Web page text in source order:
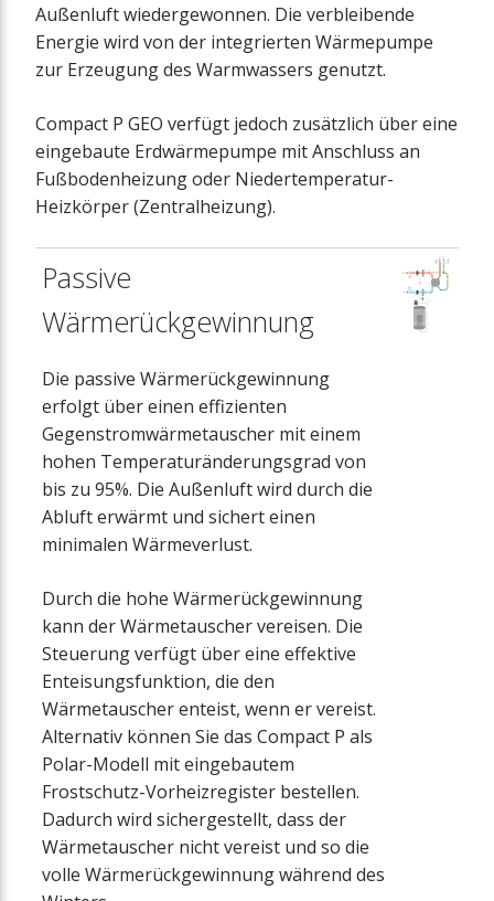
Außenluft wiedergewonnen. Die verbleibende
Energie wird von der integrierten Wärmepumpe
zur Erzeugung des Warmwassers genutzt.
Compact P GEO verfügt jedoch zusätzlich über eine
eingebaute Erdwärmepumpe mit Anschluss an
Fußbodenheizung oder Niedertemperatur-
Heizkörper (Zentralheizung).
Passive
Wärmerückgewinnung
Die passive Wärmerückgewinnung
erfolgt über einen effizienten
Gegenstromwärmetauscher mit einem
hohen Temperaturänderungsgrad von
bis zu 95%. Die Außenluft wird durch die
Abluft erwärmt und sichert einen
minimalen Wärmeverlust.
Durch die hohe Wärmerückgewinnung
kann der Wärmetauscher vereisen. Die
Steuerung verfügt über eine effektive
Enteisungsfunktion, die den
Wärmetauscher enteist, wenn er vereist.
Alternativ können Sie das Compact P als
Polar-Modell mit eingebautem
Frostschutz-Vorheizregister bestellen.
Dadurch wird sichergestellt, dass der
Wärmetauscher nicht vereist und so die
volle Wärmerückgewinnung während des